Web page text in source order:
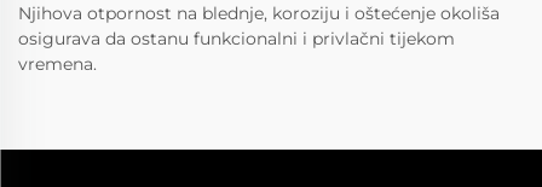
Njihova otpornost na blednje, koroziju i oštećenje okoliša
osigurava da ostanu funkcionalni i privlačni tijekom
vremena.